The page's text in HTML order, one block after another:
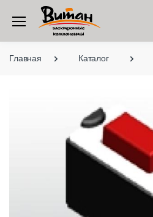
Главная Каталог